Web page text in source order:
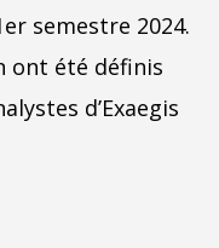
semestre 2024.
ont été définis
d’Exaegis